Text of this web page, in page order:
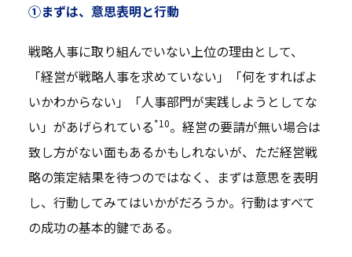
①まずは、意思表明と行動
戦略人事に取り組んでいない上位の理由として、
「経営が戦略人事を求めていない」「何をすればよ
いかわからない」「人事部門が実践しようとしてな
い」があげられている*10。経営の要請が無い場合は
致し方がない面もあるかもしれないが、ただ経営戦
略の策定結果を待つのではなく、まずは意思を表明
し、行動してみてはいかがだろうか。行動はすべて
の成功の基本的鍵である。